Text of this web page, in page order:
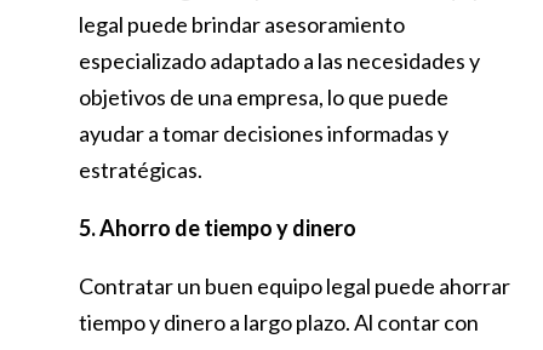
legal puede brindar asesoramiento
especializado adaptado a las necesidades y
objetivos de una empresa, lo que puede
ayudar a tomar decisiones informadas y
estratégicas.
5. Ahorro de tiempo y dinero
Contratar un buen equipo legal puede ahorrar
tiempo y dinero a largo plazo. Al contar con